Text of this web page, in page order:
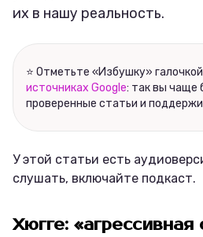
их в нашу реальность.
⭐ Отметьте «Избушку»
источниках Google: так вы чаще
проверенные статьи и
У этой статьи есть
слушать, включайте подкаст.
Хюгге: